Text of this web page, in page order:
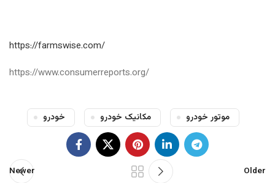
https://farmswise.com/
https://www.consumerreports.org/
خودرو مکانیک خودرو موتور خودرو
Newer Older